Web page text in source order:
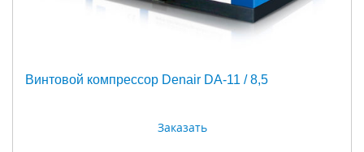
Винтовой компрессор Denair DA-11 / 8,5
Заказать